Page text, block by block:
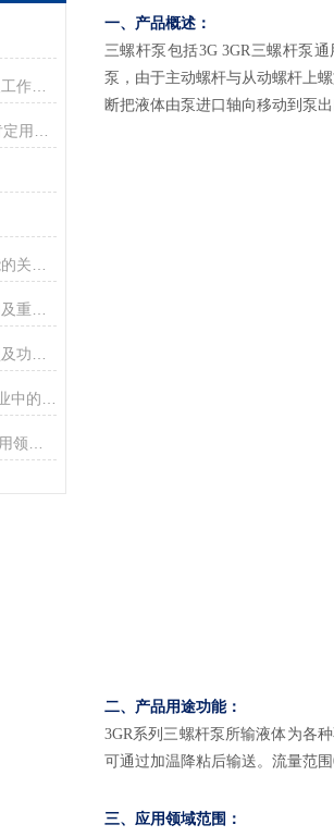
高低压稀油润滑装置结构特点及工作原理
低压润滑站在工业领域中的应用及重要性
一、产品概述：
三螺杆泵包括3G 3GR三螺杆泵
泵，由于主动螺杆与从动螺杆上
断把液体由泵进口轴向移动到泵
二、产品用途功能：
3GR系列三螺杆泵所输液体为各
可通过加温降粘后输送。流量范
三、应用领域范围 ：